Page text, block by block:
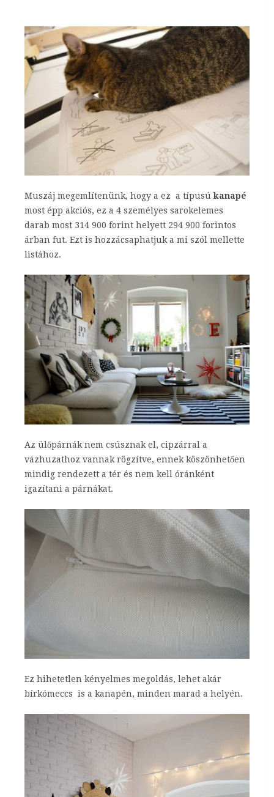
Muszáj megemlítenünk, hogy a ez a típusúkanapé
most épp akciós, ez a 4 személyes sarokelemes
darab most 314 900 forint helyett 294 900 forintos
árban fut. Ezt is hozzácsaphatjuk a mi szól mellette
listához.
Az ülőpárnák nem csúsznak el, cipzárral a
vázhuzathoz vannak rögzítve, ennek köszönhetően
mindig rendezett a tér és nem kell óránként
igazítani a párnákat.
Ez hihetetlen kényelmes megoldás, lehet akár
bírkómeccs is a kanapén, minden marad a helyén.